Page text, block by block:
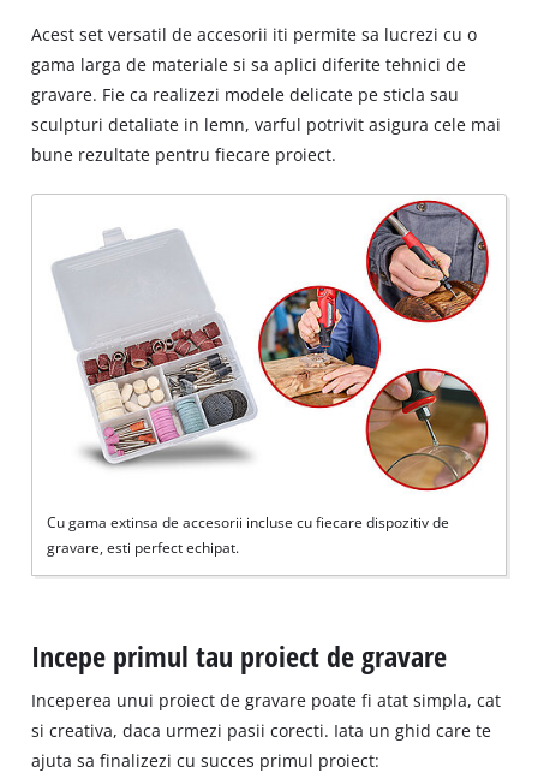
Acest set versatil de accesorii iti permite sa lucrezi cu o
gama larga de materiale si sa aplici diferite tehnici de
gravare. Fie ca realizezi modele delicate pe sticla sau
sculpturi detaliate in lemn, varful potrivit asigura cele mai
bune rezultate pentru fiecare proiect.
Cu gama extinsa de accesorii incluse cu fiecare dispozitiv de
gravare, esti perfect echipat.
Incepe primul tau proiect de gravare
Inceperea unui proiect de gravare poate fi atat simpla, cat
si creativa, daca urmezi pasii corecti. Iata un ghid care te
ajuta sa finalizezi cu succes primul proiect: